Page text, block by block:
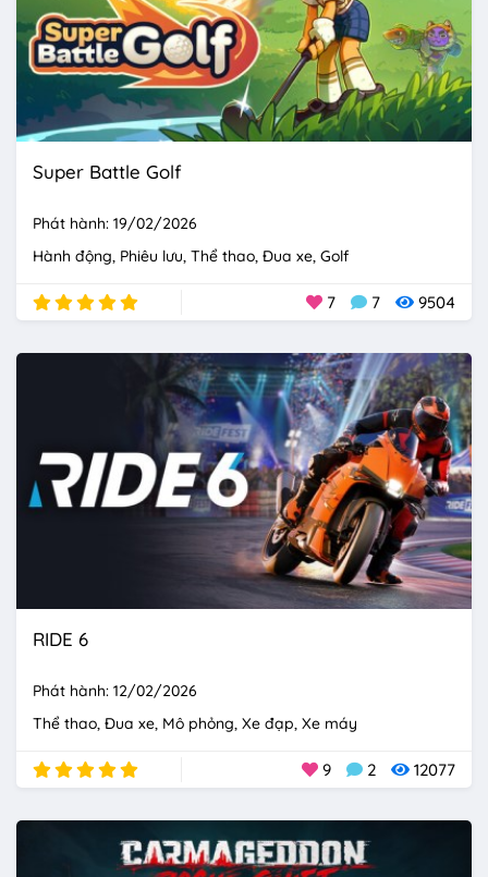
Super Battle Golf
Phát hành: 19/02/2026
Hành động Phiêu lưu Thể thao Đua xe Golf
7 7 9504
RIDE 6
Phát hành: 12/02/2026
Thể thao Đua xe Mô phỏng Xe đạp Xe máy
9 2 12077